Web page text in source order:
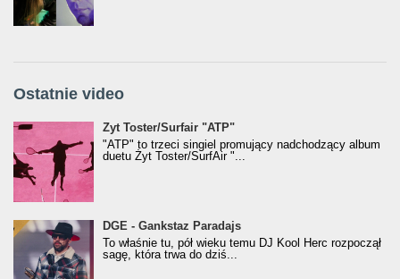
Ostatnie video
Żyt Toster/SurfAir - ATP VIDEO
Żyt Toster/Surfair "ATP"
"ATP" to trzeci singiel promujący nadchodzący album
duetu Żyt Toster/SurfAir "...
donGURALesko z nagrodą za
Klasyczny/Trueschoolowy Album Roku
(Popkillery 2023)
DGE - Gankstaz Paradajs
To właśnie tu, pół wieku temu DJ Kool Herc rozpoczął
sagę, która trwa do dziś...